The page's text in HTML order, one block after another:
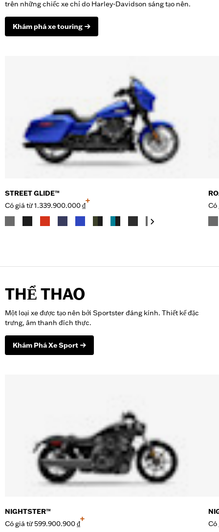
trên những chiếc xe chỉ do Harley-Davidson sáng tạo nên.
Khám phá xe touring
STREET GLIDE™
Có giá từ1.339.900.000 ₫
+
Có
THỂ THAO
Một loại xe được tạo nên bởi Sportster đáng kính. Thiết kế đặc
trưng, âm thanh đích thực.
Khám Phá Xe Sport
NIGHTSTER™
Có giá từ599.900.900 ₫
+
Có